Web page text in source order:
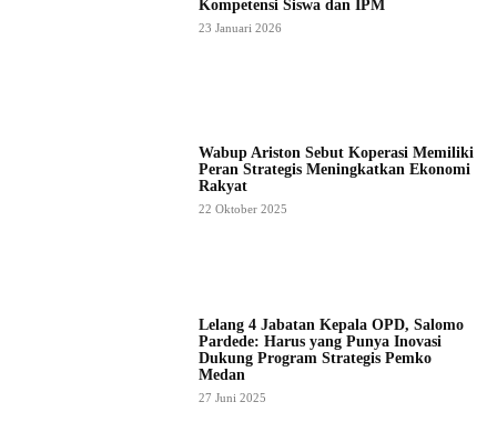
Kompetensi Siswa dan IPM
23 Januari 2026
Wabup Ariston Sebut Koperasi Memiliki
Peran Strategis Meningkatkan Ekonomi
Rakyat
22 Oktober 2025
Lelang 4 Jabatan Kepala OPD, Salomo
Pardede: Harus yang Punya Inovasi
Dukung Program Strategis Pemko
Medan
27 Juni 2025